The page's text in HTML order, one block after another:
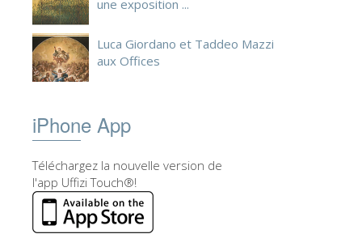
une exposition ...
Luca Giordano et Taddeo Mazzi
aux Offices
iPhone App
Téléchargez la nouvelle version de
l'app Uffizi Touch®!